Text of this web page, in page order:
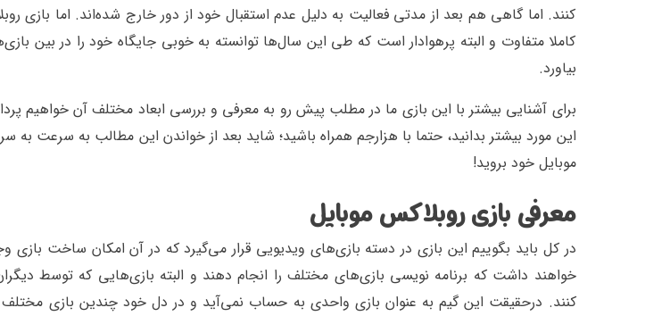
کنند. اما گاهی هم بعد از مدتی فعالیت به دلیل عدم استقبال خود از دور خارج شده‌اند. اما بازی
کاملا متفاوت و البته پرهوادار است که طی این سال‌ها توانسته به خوبی جایگاه خود را در بین
بیاورد.
برای آشنایی بیشتر با این بازی ما در مطلب پیش رو به معرفی و بررسی ابعاد مختلف آن خواهیم
این مورد بیشتر بدانید، حتما با هزارجم همراه باشید؛ شاید بعد از خواندن این مطالب به سرعت
موبایل خود بروید!
معرفی بازی روبلاکس موبایل
در کل باید بگوییم این بازی در دسته بازی‌های ویدیویی قرار می‌گیرد که در آن امکان ساخت بازی
خواهند داشت که برنامه نویسی بازی‌های مختلف را انجام دهند و البته بازی‌هایی که توسط
کنند. درحقیقت این گیم به عنوان بازی واحدی به حساب نمی‌آید و در دل خود چندین بازی